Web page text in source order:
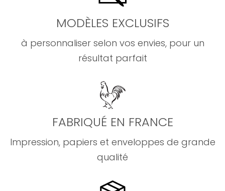
MODÈLES EXCLUSIFS
à personnaliser selon vos envies, pour un
résultat parfait
FABRIQUÉ EN FRANCE
Impression, papiers et enveloppes de grande
qualité